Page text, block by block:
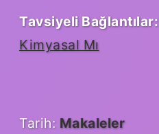
Tavsiyeli Bağlantılar:
Kimyasal Mı
Tarih: Makaleler